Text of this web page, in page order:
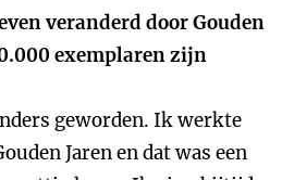
veranderd door Gouden
exemplaren zijn
geworden. Ik werkte
Jaren en dat was een